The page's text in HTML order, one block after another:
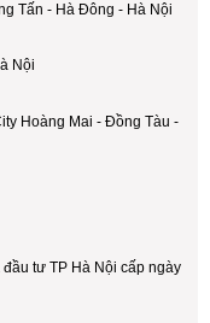
Tấn - Hà Đông - Hà Nội
Nội
Hoàng Mai - Đồng Tàu -
tư TP Hà Nội cấp ngày